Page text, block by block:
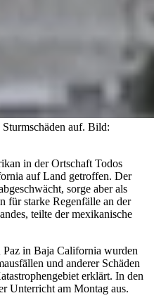
auf. Bild:
in der Ortschaft Todos
auf Land getroffen. Der
sorge aber als
für starke Regenfälle an der
teilte der mexikanische
in Baja California wurden
und anderer Schäden
erklärt. In den
Unterricht am Montag aus.